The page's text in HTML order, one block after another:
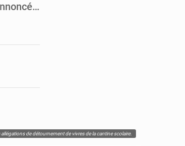
de détournement de vivres de la cantine scolaire.